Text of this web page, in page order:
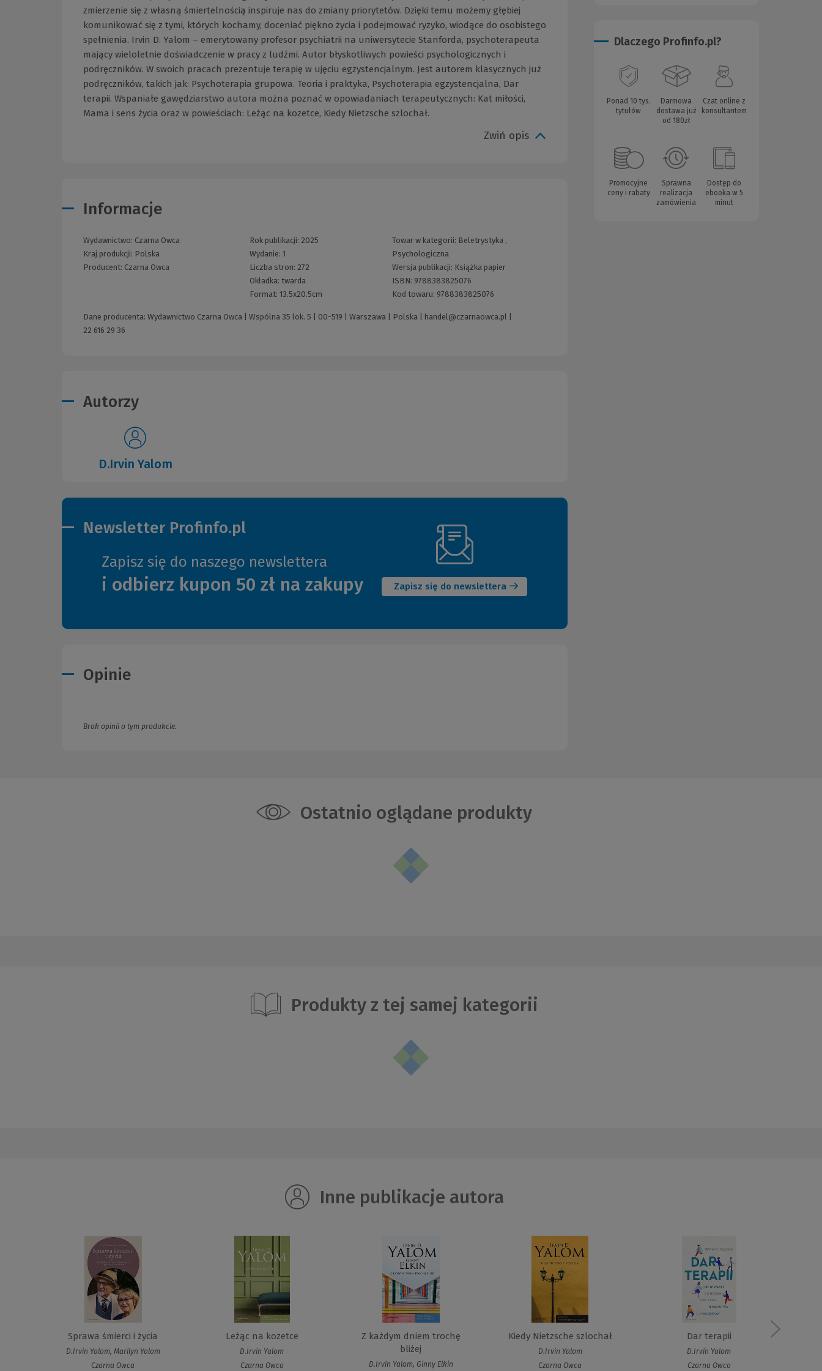
zmierzenie się z własną śmiertelnością inspiruje nas do zmiany priorytetów. Dzięki temu możemy głębiej
komunikować się z tymi, których kochamy, doceniać piękno życia i podejmować ryzyko, wiodące do osobistego
spełnienia. Irvin D. Yalom – emerytowany profesor psychiatrii na uniwersytecie Stanforda, psychoterapeuta
mający wieloletnie doświadczenie w pracy z ludźmi. Autor błyskotliwych powieści psychologicznych i
podręczników. W swoich pracach prezentuje terapię w ujęciu egzystencjalnym. Jest autorem klasycznych już
podręczników, takich jak: Psychoterapia grupowa. Teoria i praktyka, Psychoterapia egzystencjalna, Dar
terapii. Wspaniałe gawędziarstwo autora można poznać w opowiadaniach terapeutycznych: Kat miłości,
Mama i sens życia oraz w powieściach: Leżąc na kozetce, Kiedy Nietzsche szlochał.
Zwiń opis
Informacje
Wydawnictwo: Czarna Owca
Kraj produkcji: Polska
Producent: Czarna Owca
Rok publikacji: 2025
Wydanie: 1
Liczba stron: 272
Okładka: twarda
Format: 13.5x20.5cm
Towar w kategorii: Beletrystyka,
Psychologiczna
Wersja publikacji: Książka papier
ISBN: 9788383825076
Kod towaru: 9788383825076
Dane producenta: Wydawnictwo Czarna Owca | Wspólna 35 lok. 5 | 00-519 | Warszawa | Polska | handel@czarnaowca.pl
22 616 29 36
Autorzy
D.Irvin Yalom
Newsletter Profinfo.pl
Zapisz się do naszego newslettera
i odbierz kupon 50 zł na zakupy Zapisz się do newslettera
okno)
Opinie
Brak opinii o tym produkcie.
Dlaczego Profinfo.pl?
Ponad 10 tys.
tytułów
Darmowa
dostawa już
od 180zł
Czat online z
konsultantem
Promocyjne
ceny i rabaty
Sprawna
realizacja
zamówienia
Dostęp do
ebooka w 5
minut
Ostatnio oglądane produkty
Produkty z tej samej kategorii
Inne publikacje autora
Sprawa śmierci i życia
D.Irvin Yalom, Marilyn Yalom
Czarna Owca
Leżąc na kozetce
D.Irvin Yalom
Czarna Owca
Z każdym dniem trochę
bliżej
D.Irvin Yalom, Ginny Elkin
Kiedy Nietzsche szlochał
D.Irvin Yalom
Czarna Owca
Dar terapii
D.Irvin Yalom
Czarna Owca